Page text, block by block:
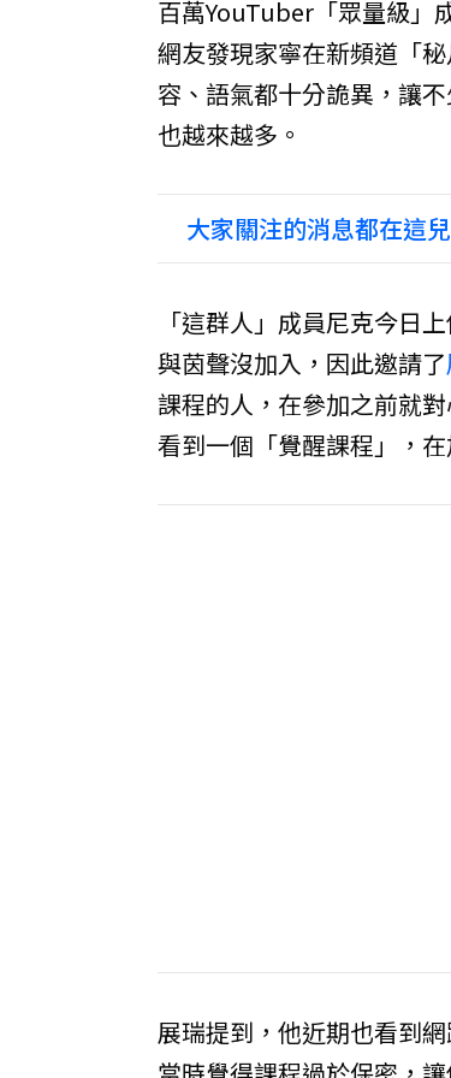
百萬YouTuber「眾量級」
網友發現家寧在新頻道「
容、語氣都十分詭異，讓
也越來越多。
大家關注的消息都在這
「這群人」成員尼克今日
與茵聲沒加入，因此邀請了
課程的人，在參加之前就
看到一個「覺醒課程」，
展瑞提到，他近期也看到